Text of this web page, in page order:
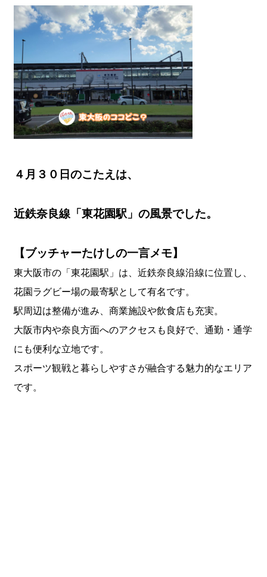
４月３０日のこたえは、
近鉄奈良線「東花園駅」の風景でした。
【ブッチャーたけしの一言メモ】
東大阪市の「東花園駅」は、近鉄奈良線沿線に位置し、
花園ラグビー場の最寄駅として有名です。
駅周辺は整備が進み、商業施設や飲食店も充実。
大阪市内や奈良方面へのアクセスも良好で、通勤・通学
にも便利な立地です。
スポーツ観戦と暮らしやすさが融合する魅力的なエリア
です。